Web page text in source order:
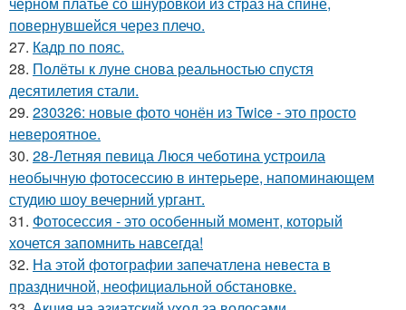
повернувшейся через плечо.
27. Кадр по пояс.
28. Полёты к луне снова реальностью спустя
десятилетия стали.
29. 230326: новые фото чонён из Twice - это просто
невероятное.
30. 28-Летняя певица Люся чеботина устроила
необычную фотосессию в интерьере, напоминающем
студию шоу вечерний ургант.
31. Фотосессия - это особенный момент, который
хочется запомнить навсегда!
32. На этой фотографии запечатлена невеста в
праздничной, неофициальной обстановке.